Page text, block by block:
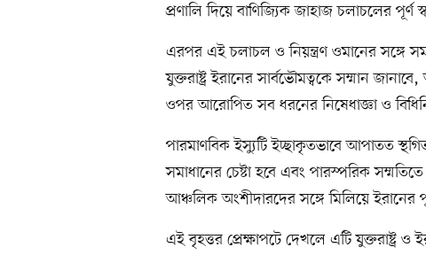
প্রণালি দিয়ে বাণিজ্যিক জাহাজ চলাচলের পূর্ণ
এরপর এই চলাচল ও নিয়ন্ত্রণ ওমানের সঙ্গে
যুক্তরাষ্ট্র ইরানের সার্বভৌমত্বকে সম্মান
ওপর আরোপিত সব ধরনের নিষেধাজ্ঞা ও
পারমাণবিক ইস্যুটি ইচ্ছাকৃতভাবে আপাতত
সমাধানের চেষ্টা হবে এবং পারস্পরিক
আঞ্চলিক অংশীদারদের সঙ্গে মিলিয়ে ইরানের
এই বৃহত্তর প্রেক্ষাপটে দেখলে এটি যুক্তরাষ্ট্র ও